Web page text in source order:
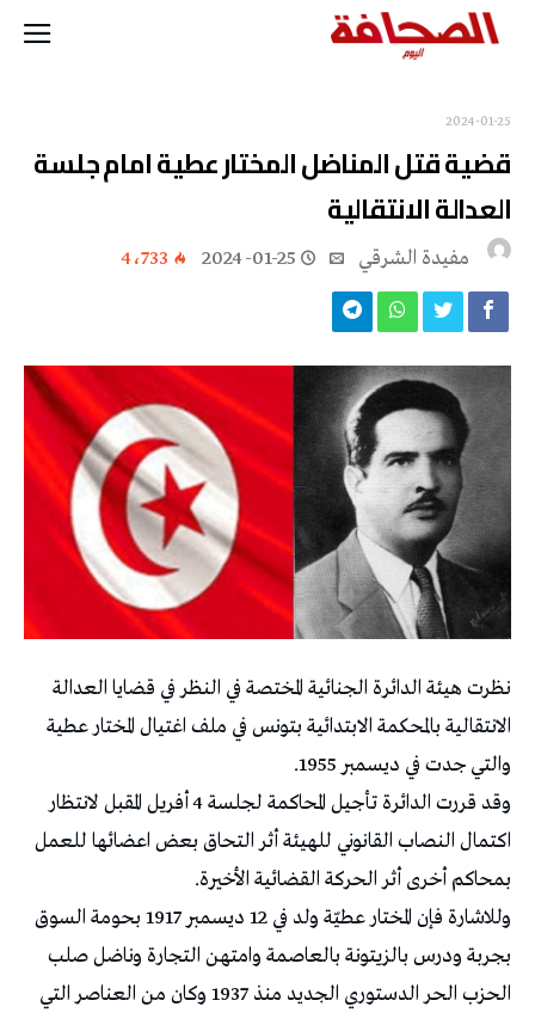
2024-01-25
قضية قتل المناضل المختار عطية امام جلسة
العدالة الانتقالية
مفيدة الشرقي 2024-01-25 4٬733
نظرت هيئة الدائرة الجنائية المختصة في النظر في قضايا العدالة
الانتقالية بالمحكمة الابتدائية بتونس في ملف اغتيال المختار عطية
والتي جدت في ديسمبر 1955.
وقد قررت الدائرة تأجيل المحاكمة لجلسة 4 أفريل المقبل لانتظار
اكتمال النصاب القانوني للهيئة أثر التحاق بعض اعضائها للعمل
بمحاكم أخرى أثر الحركة القضائية الأخيرة.
وللاشارة فإن المختار عطيّة ولد في 12 ديسمبر 1917 بحومة السوق
بجربة ودرس بالزيتونة بالعاصمة وامتهن التجارة وناضل صلب
الحزب الحر الدستوري الجديد منذ 1937 وكان من العناصر التي